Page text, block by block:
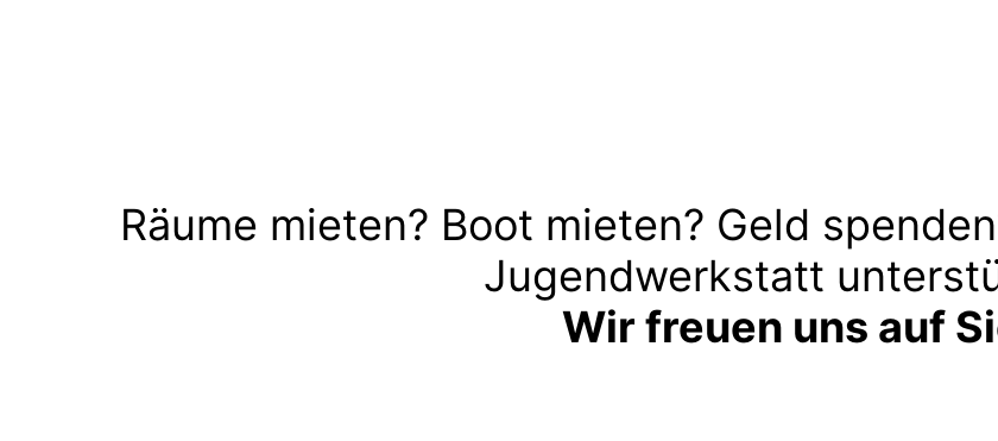
Räume mieten? Boot mieten? Geld
Jugendwerkstatt
Wir freuen uns auf